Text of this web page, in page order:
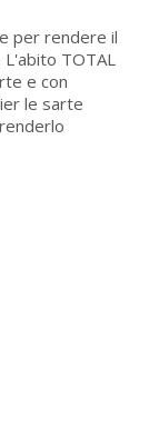
per rendere il
L'abito TOTAL
e con
le sarte